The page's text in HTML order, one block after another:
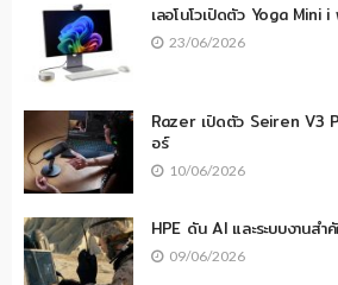
เลอโนโวเปิดตัว Yoga Mini
23/06/2026
Razer เปิดตัว Seiren V3
อร์
10/06/2026
HPE ดัน AI และระบบงานส
09/06/2026